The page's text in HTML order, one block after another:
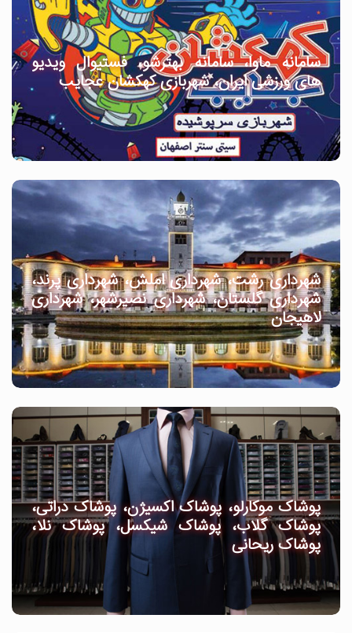
سامانه ماوا، سامانه بهترشو، فستیوال ویدیو
های ورزشی ایران، شهربازی کهکشان عجایب
شهرداری رشت، شهرداری املش، شهرداری پرند،
شهرداری گلستان، شهرداری نصیرشهر، شهرداری
لاهیجان
پوشاک موکارلو، پوشاک اکسیژن، پوشاک دراتی،
پوشاک گلاب، پوشاک شیکسل، پوشاک نلا،
پوشاک ریحانی